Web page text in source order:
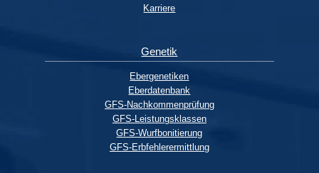
Karriere
Genetik
Ebergenetiken
Eberdatenbank
GFS-Nachkommenprüfung
GFS-Leistungsklassen
GFS-Wurfbonitierung
GFS-Erbfehlerermittlung